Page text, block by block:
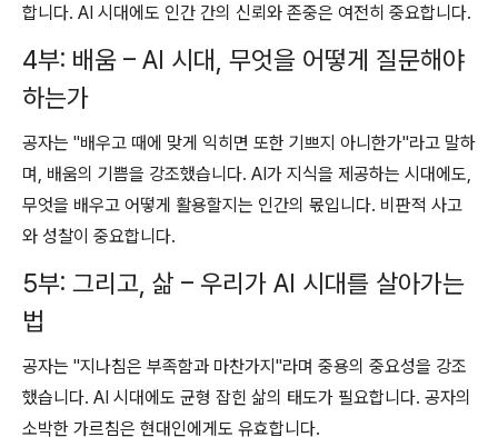
합니다. AI 시대에도 인간 간의 신뢰와 존중은 여전히 중요합니다.
4부: 배움 – AI 시대, 무엇을 어떻게 질문해야
하는가
공자는 "배우고 때에 맞게 익히면 또한 기쁘지 아니한가"라고 말하
며, 배움의 기쁨을 강조했습니다. AI가 지식을 제공하는 시대에도,
무엇을 배우고 어떻게 활용할지는 인간의 몫입니다. 비판적 사고
와 성찰이 중요합니다.
5부: 그리고, 삶 – 우리가 AI 시대를 살아가는
법
공자는 "지나침은 부족함과 마찬가지"라며 중용의 중요성을 강조
했습니다. AI 시대에도 균형 잡힌 삶의 태도가 필요합니다. 공자의
소박한 가르침은 현대인에게도 유효합니다.